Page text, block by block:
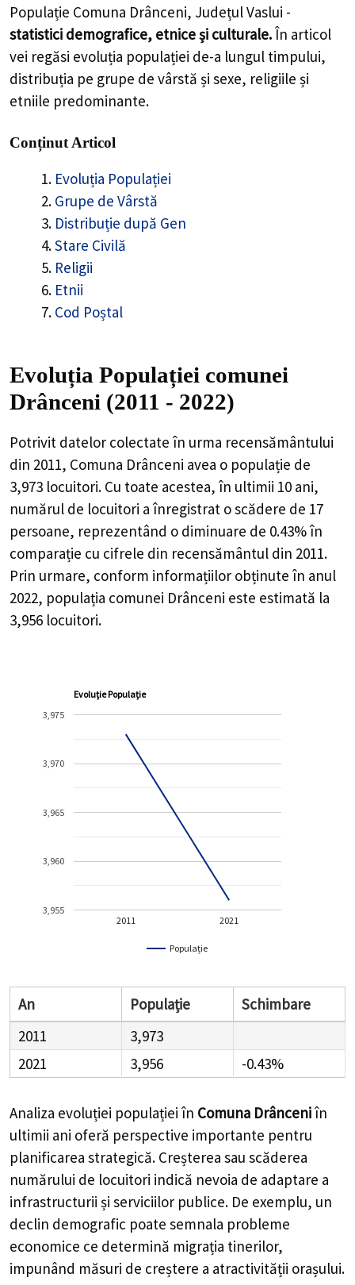
Populație Comuna Drânceni, Județul Vaslui -
statistici demografice, etnice și culturale.În articol
vei regăsi evoluția populației de-a lungul timpului,
distribuția pe grupe de vârstă și sexe, religiile și
etniile predominante.
Conținut Articol
Evoluția Populației
Grupe de Vârstă
Distribuție după Gen
Stare Civilă
Religii
Etnii
Cod Poștal
Evoluția Populației comunei
Drânceni (2011 - 2022)
Potrivit datelor colectate în urma recensământului
din 2011, Comuna Drânceni avea o populație de
3,973 locuitori. Cu toate acestea, în ultimii 10 ani,
numărul de locuitori a înregistrat oscădere de 17
persoane, reprezentând o diminuare de 0.43%în
comparație cu cifrele din recensământul din 2011.
Prin urmare, conform informațiilor obținute în anul
2022, populația comunei Drânceni este estimată la
3,956 locuitori.
Evoluție Populație
Populație
2011 2021
3,955
3,960
3,965
3,970
3,975
An Populație
Schimbare
2011
3,973
2021
3,956 -0.43%
Analiza evoluției populației în Comuna Drânceniîn
ultimii ani oferă perspective importante pentru
planificarea strategică. Creșterea sau scăderea
numărului de locuitori indică nevoia de adaptare a
infrastructurii și serviciilor publice. De exemplu, un
declin demografic poate semnala probleme
economice ce determină migrația tinerilor,
impunând măsuri de creștere a atractivității orașului.